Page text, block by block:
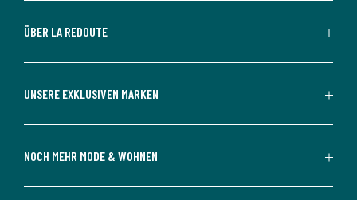
ÜBER LA REDOUTE
UNSERE EXKLUSIVEN MARKEN
NOCH MEHR MODE & WOHNEN